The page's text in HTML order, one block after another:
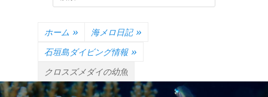
索:
ホーム » 海メロ日記 »
石垣島ダイビング情報 »
クロスズメダイの幼魚